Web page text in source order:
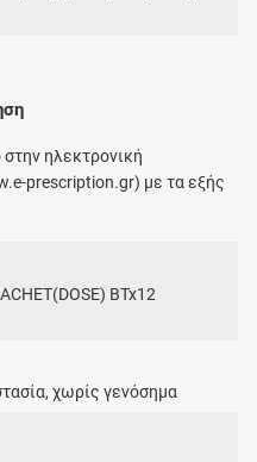
ηλεκτρονική
prescription.gr) με τα εξής
BTx12
χωρίς γενόσημα